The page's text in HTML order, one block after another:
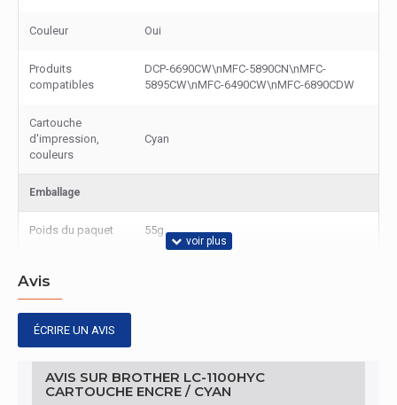
Couleur Oui
Produits
compatibles
DCP-6690CW\nMFC-5890CN\nMFC-
5895CW\nMFC-6490CW\nMFC-6890CDW
Cartouche
d'impression,
couleurs
Cyan
Emballage
Poids du paquet 55g
Avis
ÉCRIRE UN AVIS
AVIS SUR BROTHER LC-1100HYC
CARTOUCHE ENCRE / CYAN